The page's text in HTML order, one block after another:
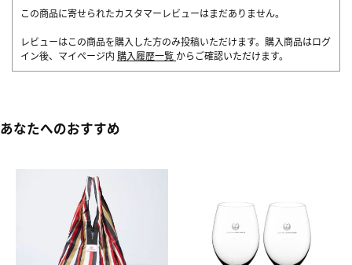
この商品に寄せられたカスタマーレビューはまだありません。
レビューはこの商品を購入した方のみ投稿いただけます。購入商品はログ
イン後、マイページ内 購入履歴一覧 からご確認いただけます。
あなたへのおすすめ